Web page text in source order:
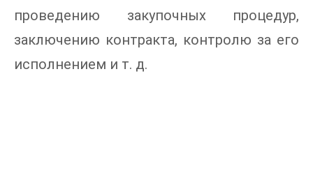
проведению закупочных процедур,
заключению контракта, контролю за его
исполнением и т. д.